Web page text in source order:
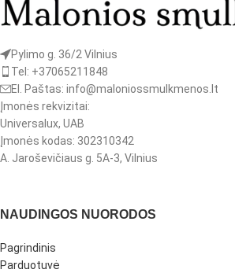
Pylimo g. 36/2 Vilnius
Tel: +37065211848
El. Paštas: info@maloniossmulkmenos.lt
Įmonės rekvizitai:
Universalux, UAB
Įmonės kodas: 302310342
A. Jaroševičiaus g. 5A-3, Vilnius
NAUDINGOS NUORODOS
Pagrindinis
Parduotuvė